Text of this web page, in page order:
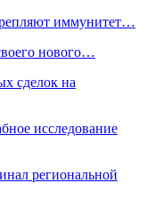
иммунитет…
нового…
сделок на
исследование
региональной